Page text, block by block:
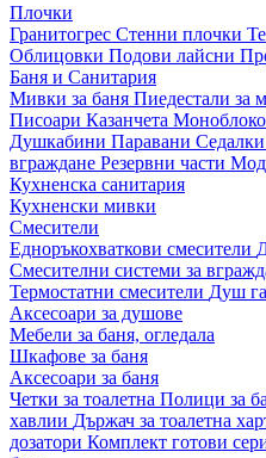
Плочки
Гранитогрес Стенни плочки
Облицовки Подови лайсни
Баня и Санитария
Мивки за баня Пиедестали за
Писоари Казанчета
Душкабини Паравани Седалки
вграждане Резервни части
Кухненска санитария
Кухненски мивки
Смесители
Едноръкохваткови смесители
Смесителни системи за
Термостатни смесители Душ
Аксесоари за душове
Мебели за баня, огледала
Шкафове за баня
Аксесоари за баня
Четки за тоалетна Полици за
хавлии Държач за тоалетна
дозатори Комплект готови